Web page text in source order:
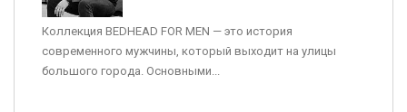
Коллекция BEDHEAD FOR MEN — это история
современного мужчины, который выходит на улицы
большого города. Основными...